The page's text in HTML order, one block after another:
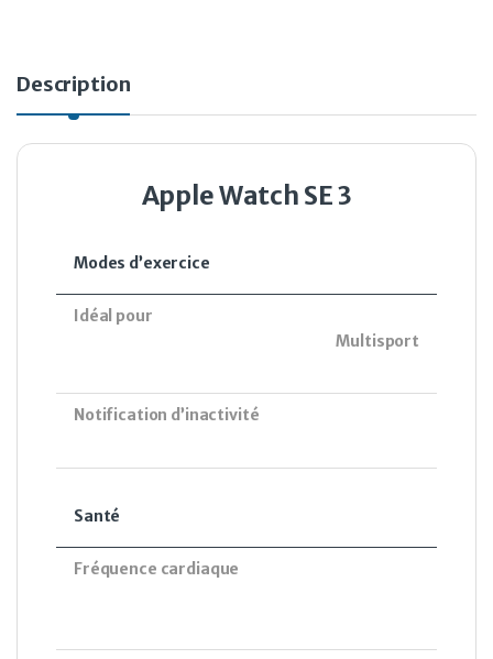
Description
Apple Watch SE 3
Modes d’exercice
Idéal pour
Multisport
Notification d’inactivité
Santé
Fréquence cardiaque